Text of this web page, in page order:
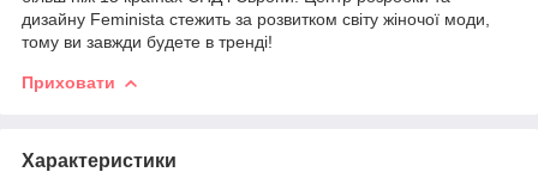
дизайну Feminista стежить за розвитком світу жіночої моди,
тому ви завжди будете в тренді!
Приховати
Характеристики